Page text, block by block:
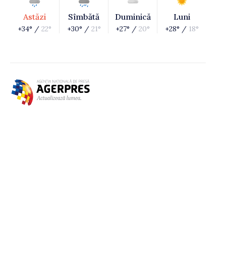
Astăzi
+34° / 22°
Sîmbătă
+30° / 21°
Duminică
+27° / 20°
Luni
+28° / 18°